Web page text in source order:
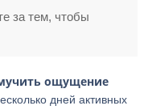
за тем, чтобы
ощущение
дней активных